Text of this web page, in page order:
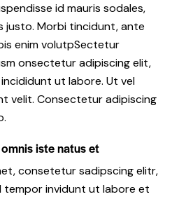
id mauris sodales,
justo. Morbi tincidunt, ante
enim volutpSectetur
onsectetur adipiscing elit,
ut labore. Ut vel
velit. Consectetur adipiscing
iste natus et
consetetur sadipscing elitr,
tempor invidunt ut labore et